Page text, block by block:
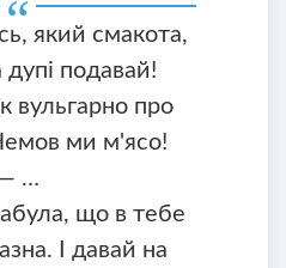
який смакота,
дупі подавай!
вульгарно про
ми м'ясо!
…
що в тебе
І давай на